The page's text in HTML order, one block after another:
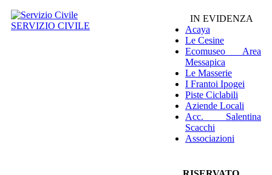
SERVIZIO CIVILE
IN EVIDENZA
Acaya
Le Cesine
Ecomuseo Area
Messapica
Le Masserie
I Frantoi Ipogei
Piste Ciclabili
Aziende Locali
Acc. Salentina
Scacchi
Associazioni